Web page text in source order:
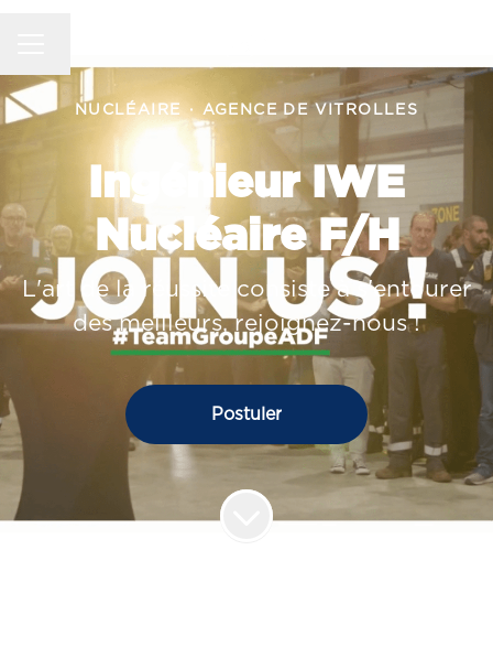
NUCLÉAIRE · AGENCE DE VITROLLES
Ingénieur IWE
Nucléaire F/H
L'art de la réussite consiste à s'entourer
des meilleurs, rejoignez-nous !
Postuler